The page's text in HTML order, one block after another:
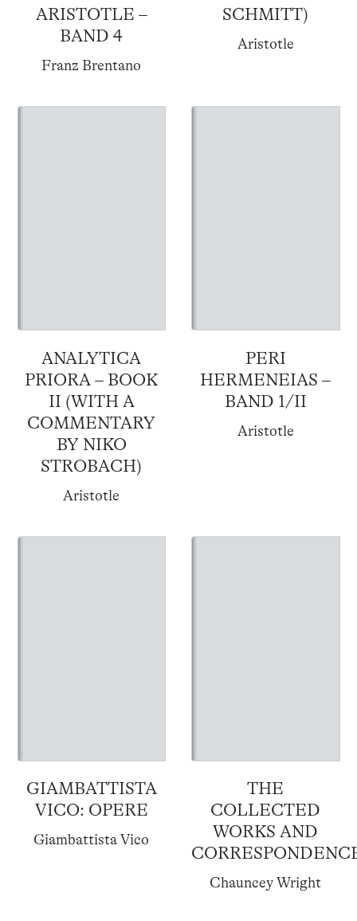
ARISTOTLE –
BAND 4
Franz Brentano
SCHMITT)
Aristotle
ANALYTICA
PRIORA – BOOK
II (WITH A
COMMENTARY
BY NIKO
STROBACH)
Aristotle
PERI
HERMENEIAS –
BAND 1/II
Aristotle
GIAMBATTISTA
VICO: OPERE
Giambattista Vico
THE
COLLECTED
WORKS AND
Chauncey Wright